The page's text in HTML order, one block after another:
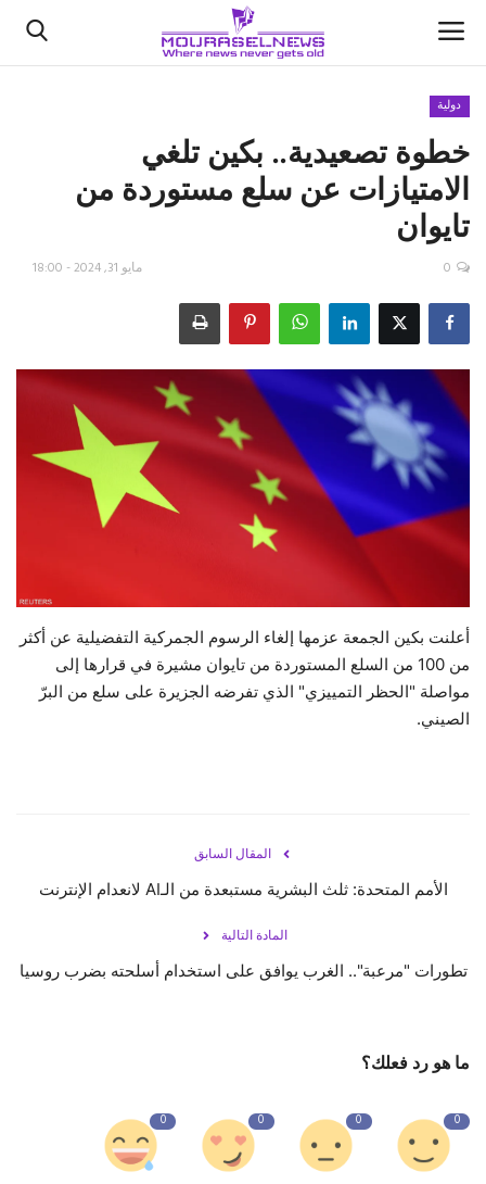
الأخبار
كتّابنا
السعودية
اقتصاد
علوم وتكنولوجيا
رياضة
فيديو
حياة
دولية
خطوة تصعيدية.. بكين تلغي
الامتيازات عن سلع مستوردة من
تايوان
مايو 31, 2024 - 18:00 0
أعلنت بكين الجمعة عزمها إلغاء الرسوم الجمركية التفضيلية عن أكثر
من 100 من السلع المستوردة من تايوان مشيرة في قرارها إلى
مواصلة "الحظر التمييزي" الذي تفرضه الجزيرة على سلع من البرّ
الصيني.
المقال السابق
الأمم المتحدة: ثلث البشرية مستبعدة من الـAI لانعدام الإنترنت
المادة التالية
تطورات "مرعبة".. الغرب يوافق على استخدام أسلحته بضرب روسيا
ما هو رد فعلك؟
0
0
0
0